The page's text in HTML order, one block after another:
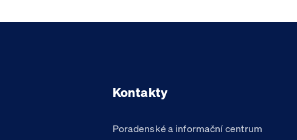
Kontakty
Poradenské a informační centrum